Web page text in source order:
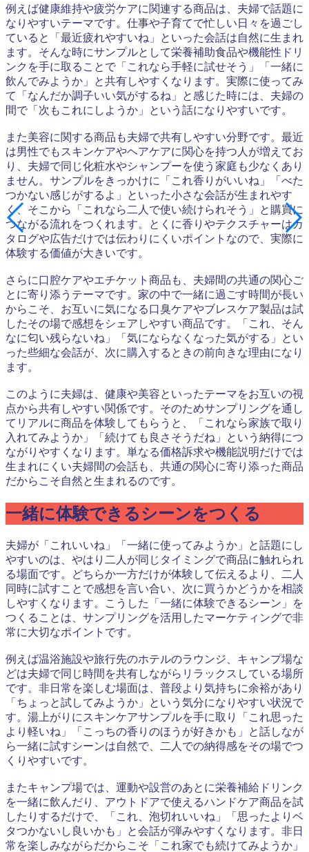
例えば健康維持や疲労ケアに関連する商品は、夫婦で話題に
なりやすいテーマです。仕事や子育てで忙しい日々を過ごし
ていると「最近疲れやすいね」といった会話は自然に生まれ
ます。そんな時にサンプルとして栄養補助食品や機能性ドリ
ンクを手に取ることで「これなら手軽に試せそう」「一緒に
飲んでみようか」と共有しやすくなります。実際に使ってみ
て「なんだか調子いい気がするね」と感じた時には、夫婦の
間で「次もこれにしようか」という話になりやすいです。
また美容に関する商品も夫婦で共有しやすい分野です。最近
は男性でもスキンケアやヘアケアに関心を持つ人が増えてお
り、夫婦で同じ化粧水やシャンプーを使う家庭も少なくあり
ません。サンプルをきっかけに「これ香りがいいね」「べた
つかない感じがするよ」といった小さな会話が生まれやす
く、そこから「これなら二人で使い続けられそう」と購買に
つながる流れをつくれます。とくに香りやテクスチャーはカ
タログや広告だけでは伝わりにくいポイントなので、実際に
体験する価値が大きいです。
さらに口腔ケアやエチケット商品も、夫婦間の共通の関心ご
とに寄り添うテーマです。家の中で一緒に過ごす時間が長い
からこそ、お互いに気になる口臭ケアやブレスケア製品は試
したその場で感想をシェアしやすい商品です。「これ、そん
なに匂い残らないね」「気にならなくなった気がする」とい
った些細な会話が、次に購入するときの前向きな理由になり
ます。
このように夫婦は、健康や美容といったテーマをお互いの視
点から共有しやすい関係です。そのためサンプリングを通し
てリアルに商品を体験してもらうと、「これなら家族で取り
入れてみようか」「続けても良さそうだね」という納得につ
ながりやすくなります。単なる価格訴求や機能説明だけでは
生まれにくい夫婦間の会話も、共通の関心に寄り添った商品
だからこそ自然と生まれるのです。
一緒に体験できるシーンをつくる
夫婦が「これいいね」「一緒に使ってみようか」と話題にし
やすいのは、やはり二人が同じタイミングで商品に触れられ
る場面です。どちらか一方だけが体験して伝えるより、二人
同時に試すことで感想を言い合い、次に買うかどうかを相談
しやすくなります。こうした「一緒に体験できるシーン」を
つくることは、サンプリングを活用したマーケティングで非
常に大切なポイントです。
例えば温浴施設や旅行先のホテルのラウンジ、キャンプ場な
どは夫婦で同じ時間を共有しながらリラックスしている場所
です。非日常を楽しむ場面は、普段より気持ちに余裕があり
「ちょっと試してみようか」という気分になりやすい状況で
す。湯上がりにスキンケアサンプルを手に取り「これ思った
より軽いね」「こっちの香りのほうが好きかも」と話しなが
ら一緒に試すシーンは自然で、二人での納得感をその場でつ
くりやすいです。
またキャンプ場では、運動や設営のあとに栄養補給ドリンク
を一緒に飲んだり、アウトドアで使えるハンドケア商品を試
したりするだけで、「これ、泡切れいいね」「思ったよりベ
タつかないし良いかも」と会話が弾みやすくなります。非日
常を楽しみながらだからこそ「これ家でも続けてみようか」